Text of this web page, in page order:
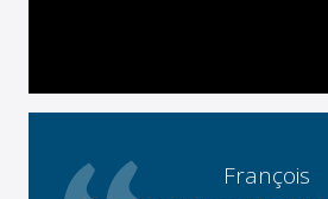
François